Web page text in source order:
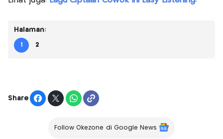
Halaman:
1 2
Share
Follow Okezone di Google News